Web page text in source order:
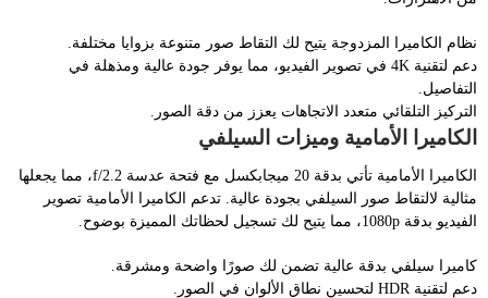
نظام الكاميرا المزدوجة يتيح لك التقاط صور متنوعة بزوايا مختلفة.
دعم لتقنية 4K في تصوير الفيديو، مما يوفر جودة عالية ومذهلة في
التفاصيل.
التركيز التلقائي متعدد الاتجاهات يعزز من دقة الصور.
الكاميرا الأمامية وميزات السيلفي
الكاميرا الأمامية تأتي بدقة 20 ميجابكسل مع فتحة عدسة f/2.2، مما يجعلها
مثالية لالتقاط صور السيلفي بجودة عالية. تدعم الكاميرا الأمامية تصوير
الفيديو بدقة 1080p، مما يتيح لك تسجيل لحظاتك المميزة بوضوح.
كاميرا سيلفي بدقة عالية تضمن لك صورًا واضحة ومشرقة.
دعم لتقنية HDR لتحسين نطاق الألوان في الصور.